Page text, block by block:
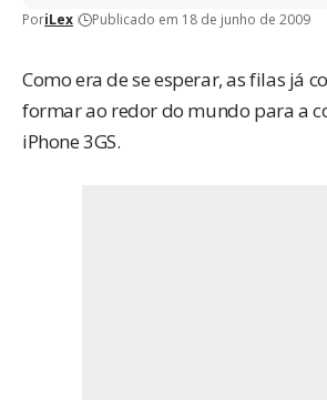
PoriLex Publicado em 18 de junho de 2009
Como era de se esperar, as filas já
formar ao redor do mundo para a
iPhone 3GS.